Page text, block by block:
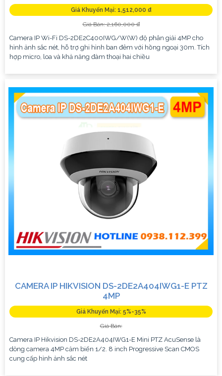
Giá Khuyến Mại: 1,512,000 ₫
Giá Bán: 2,160,000 ₫
Camera IP Wi-Fi DS-2DE2C400IWG/W(W) độ phân giải 4MP cho
hình ảnh sắc nét, hỗ trợ ghi hình ban đêm với hồng ngoại 30m. Tích
hợp micro, loa và khả năng đàm thoại hai chiều
CAMERA IP HIKVISION DS-2DE2A404IWG1-E PTZ
4MP
Giá Khuyến Mại: 5%-35%
Giá Bán:
Camera IP Hikvision DS-2DE2A404IWG1-E Mini PTZ AcuSense là
dòng camera 4MP cảm biến 1/2. 8 inch Progressive Scan CMOS
cung cấp hình ảnh sắc nét